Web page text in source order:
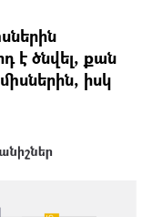
է ծնվել, քան
իսկ